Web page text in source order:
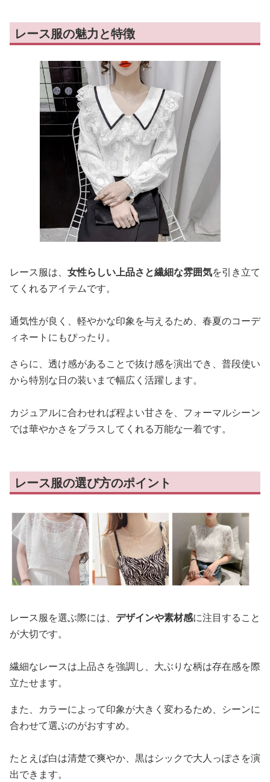
レース服の魅力と特徴
レース服は、 女性らしい上品さと繊細な雰囲気を引き立て
てくれるアイテムです。
通気性が良く、軽やかな印象を与えるため、春夏のコーデ
ィネートにもぴったり。
さらに、透け感があることで抜け感を演出でき、普段使い
から特別な日の装いまで幅広く活躍します。
カジュアルに合わせれば程よい甘さを、フォーマルシーン
では華やかさをプラスしてくれる万能な一着です。
レース服の選び方のポイント
レース服を選ぶ際には、 デザインや素材感に注目すること
が大切です。
繊細なレースは上品さを強調し、大ぶりな柄は存在感を際
立たせます。
また、カラーによって印象が大きく変わるため、シーンに
合わせて選ぶのがおすすめ。
たとえば白は清楚で爽やか、黒はシックで大人っぽさを演
出できます。